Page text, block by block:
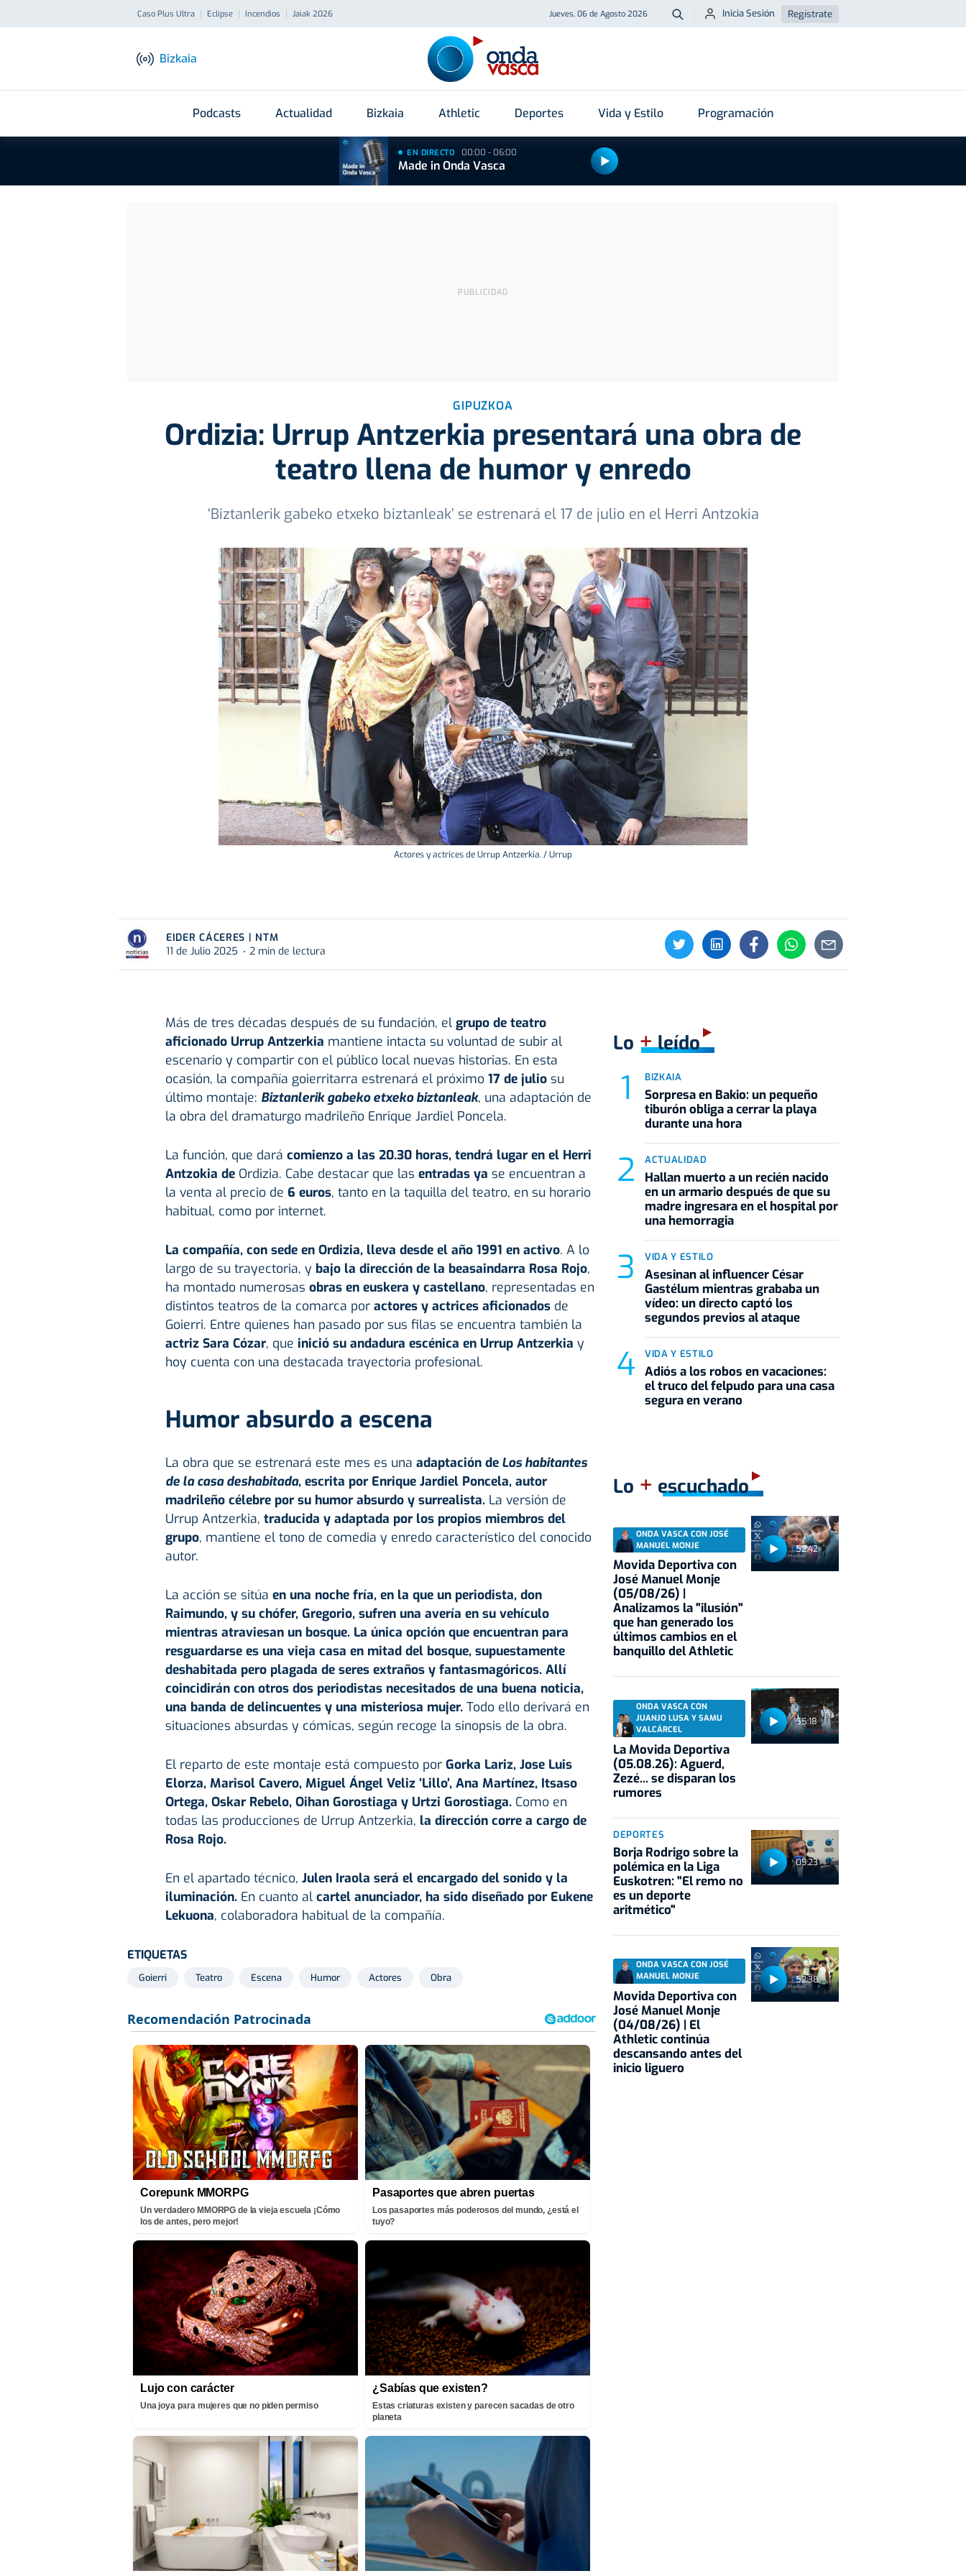
Caso Plus Ultra Eclipse Incendios Jaiak 2026 Jueves, 06 de Agosto 2026 Buscar
Inicia Sesión Regístrate
Bizkaia
Podcasts Actualidad Bizkaia Athletic Deportes Vida y Estilo Programación
EN DIRECTO 00:00 - 06:00
Made in Onda Vasca
GIPUZKOA
Ordizia: Urrup Antzerkia presentará una obra de
teatro llena de humor y enredo
‘Biztanlerik gabeko etxeko biztanleak’ se estrenará el 17 de julio en el Herri Antzokia
Actores y actrices de Urrup Antzerkia. / Urrup
EIDER CÁCERES | NTM
11 de Julio 2025
2 min de lectura
Más de tres décadas después de su fundación, el grupo de teatro
aficionado Urrup Antzerkia mantiene intacta su voluntad de subir al
escenario y compartir con el público local nuevas historias. En esta
ocasión, la compañía goierritarra estrenará el próximo 17 de juliosu
último montaje: Biztanlerik gabeko etxeko biztanleak, una adaptación de
la obra del dramaturgo madrileño Enrique Jardiel Poncela.
La función, que dará comienzo a las 20.30 horas, tendrá lugar en el Herri
Antzokia de Ordizia. Cabe destacar que las entradas ya se encuentran a
la venta al precio de 6 euros, tanto en la taquilla del teatro, en su horario
habitual, como por internet.
La compañía, con sede en Ordizia, lleva desde el año 1991 en activo. A lo
largo de su trayectoria, y bajo la dirección de la beasaindarra Rosa Rojo,
ha montado numerosas obras en euskera y castellano, representadas en
distintos teatros de la comarca por actores y actrices aficionados de
Goierri. Entre quienes han pasado por sus filas se encuentra también la
actriz Sara Cózar, que inició su andadura escénica en Urrup Antzerkia y
hoy cuenta con una destacada trayectoria profesional.
Humor absurdo a escena
La obra que se estrenará este mes es una adaptación deLos habitantes
de la casa deshabitada, escrita por Enrique Jardiel Poncela, autor
madrileño célebre por su humor absurdo y surrealista.La versión de
Urrup Antzerkia, traducida y adaptada por los propios miembros del
grupo, mantiene el tono de comedia y enredo característico del conocido
autor.
La acción se sitúa en una noche fría, en la que un periodista, don
Raimundo, y su chófer, Gregorio, sufren una avería en su vehículo
mientras atraviesan un bosque. La única opción que encuentran para
resguardarse es una vieja casa en mitad del bosque, supuestamente
deshabitada pero plagada de seres extraños y fantasmagóricos. Allí
coincidirán con otros dos periodistas necesitados de una buena noticia,
una banda de delincuentes y una misteriosa mujer. Todo ello derivará en
situaciones absurdas y cómicas, según recoge la sinopsis de la obra.
El reparto de este montaje está compuesto porGorka Lariz, Jose Luis
Elorza, Marisol Cavero, Miguel Ángel Veliz ‘Lillo’, Ana Martínez, Itsaso
Ortega, Oskar Rebelo, Oihan Gorostiaga y Urtzi Gorostiaga.Como en
todas las producciones de Urrup Antzerkia, la dirección corre a cargo de
Rosa Rojo.
En el apartado técnico, Julen Iraola será el encargado del sonido y la
iluminación.En cuanto al cartel anunciador, ha sido diseñado por Eukene
Lekuona, colaboradora habitual de la compañía.
ETIQUETAS
Goierri Teatro Escena Humor Actores Obra
Corepunk MMORPG
Un verdadero MMORPG de la vieja escuela ¡Cómo
los de antes, pero mejor!
Pasaportes que abren puertas
Los pasaportes más poderosos del mundo, ¿está el
tuyo?
Lujo con carácter
Una joya para mujeres que no piden permiso
¿Sabías que existen?
Estas criaturas existen y parecen sacadas de otro
planeta
Lo +leído
BIZKAIA
Sorpresa en Bakio: un pequeño
tiburón obliga a cerrar la playa
durante una hora
ACTUALIDAD
Hallan muerto a un recién nacido
en un armario después de que su
madre ingresara en el hospital por
una hemorragia
VIDA Y ESTILO
Asesinan al influencer César
Gastélum mientras grababa un
vídeo: un directo captó los
segundos previos al ataque
VIDA Y ESTILO
Adiós a los robos en vacaciones:
el truco del felpudo para una casa
segura en verano
Lo + escuchado
52:42
ONDA VASCA CON JOSÉ
MANUEL MONJE
Movida Deportiva con
José Manuel Monje
(05/08/26) |
Analizamos la "ilusión"
que han generado los
últimos cambios en el
banquillo del Athletic
55:18
ONDA VASCA CON
JUANJO LUSA Y SAMU
VALCÁRCEL
La Movida Deportiva
(05.08.26): Aguerd,
Zezé... se disparan los
rumores
09:23
DEPORTES
Borja Rodrigo sobre la
polémica en la Liga
Euskotren: "El remo no
es un deporte
aritmético"
52:38
ONDA VASCA CON JOSÉ
MANUEL MONJE
Movida Deportiva con
José Manuel Monje
(04/08/26) | El
Athletic continúa
descansando antes del
inicio liguero